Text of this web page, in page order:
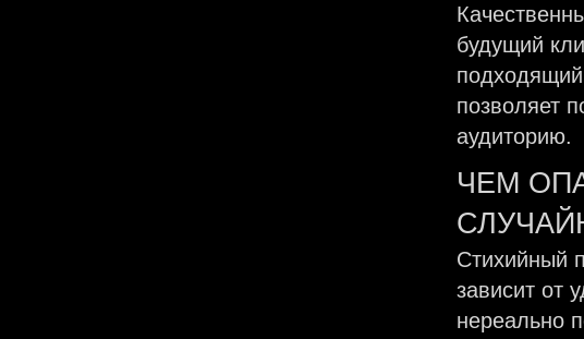
будущий
позволяет
аудиторию.
ЧЕМ
Стихийный
зависит от
нереально